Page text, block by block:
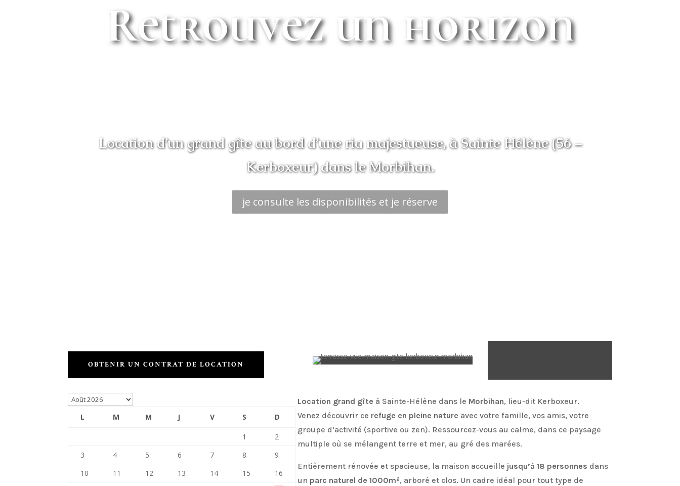
Retrouvez un horizon
Location d’un grand gîte au bord d’une ria majestueuse, à Sainte Hélène (56 –
Kerboxeur) dans le Morbihan.
je consulte les disponibilités et je réserve
OBTENIR UN CONTRAT DE LOCATION
L M M J V S D
1
2
3
4 5 6 7 8
9
10
11 12 13 14 15 16
Location grand gîte à Sainte-Hélène dans le Morbihan, lieu-dit Kerboxeur.
Venez découvrir ce refuge en pleine nature avec votre famille, vos amis, votre
groupe d’activité (sportive ou zen). Ressourcez-vous au calme, dans ce paysage
multiple où se mélangent terre et mer, au gré des marées.
Entièrement rénovée et spacieuse, la maison accueille jusqu’à 18 personnes dans
un parc naturel de 1000m², arboré et clos. Un cadre idéal pour tout type de